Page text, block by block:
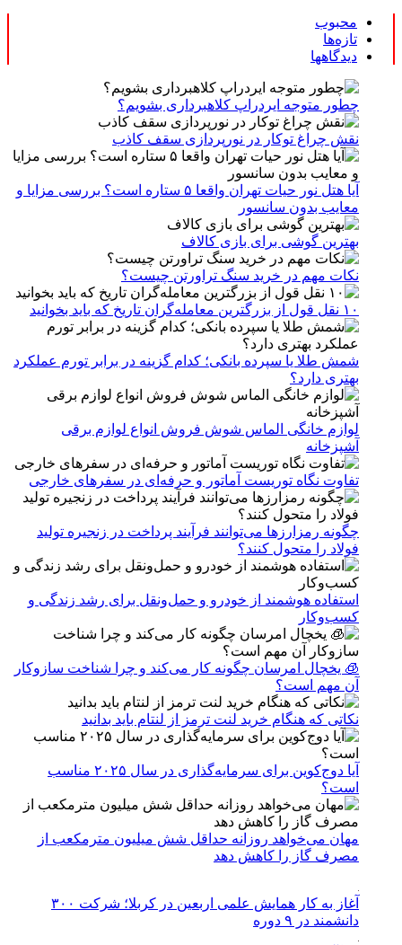
محبوب
تازه‌ها
دیدگاهها
چطور متوجه ایردراپ کلاهبرداری بشویم؟
نقش چراغ توکار در نورپردازی سقف کاذب
آیا هتل نور حیات تهران واقعا ۵ ستاره است؟ بررسی مزایا و
معایب بدون سانسور
بهترین گوشی برای بازی کالاف
نکات مهم در خرید سنگ تراورتن چیست؟
۱۰ نقل قول از بزرگترین معامله‌گران تاریخ که باید بخوانید
شمش طلا یا سپرده بانکی؛ کدام گزینه در برابر تورم عملکرد
بهتری دارد؟
لوازم خانگی الماس شوش فروش انواع لوازم برقی
آشپزخانه
تفاوت نگاه توریست آماتور و حرفه‌ای در سفرهای خارجی
چگونه رمزارزها می‌توانند فرآیند پرداخت در زنجیره تولید
فولاد را متحول کنند؟
استفاده هوشمند از خودرو و حمل‌ونقل برای رشد زندگی و
کسب‌وکار
🧊 یخچال امرسان چگونه کار می‌کند و چرا شناخت سازوکار
آن مهم است؟
نکاتی که هنگام خرید لنت ترمز از لنتام باید بدانید
آیا دوج‌کوین برای سرمایه‌گذاری در سال ۲۰۲۵ مناسب
است؟
مهان می‌خواهد روزانه حداقل شش میلیون مترمکعب از
مصرف گاز را کاهش دهد
آغاز به کار همایش علمی اربعین در کربلا؛ شرکت ۳۰۰
دانشمند در ۹ دوره